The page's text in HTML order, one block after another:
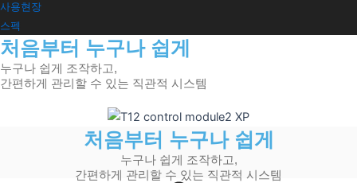
사용현장
스펙
처음부터 누구나 쉽게
누구나 쉽게 조작하고,
간편하게 관리할 수 있는 직관적 시스템
처음부터 누구나 쉽게
누구나 쉽게 조작하고,
간편하게 관리할 수 있는 직관적 시스템